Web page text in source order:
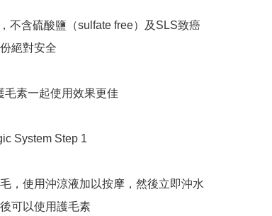
不含硫酸鹽（sulfate free）及SLS致癌
絕對安全
毛素一起使用效果更佳
System Step 1
，使用沖涼液加以按摩，然後立即沖水
可以使用護毛素